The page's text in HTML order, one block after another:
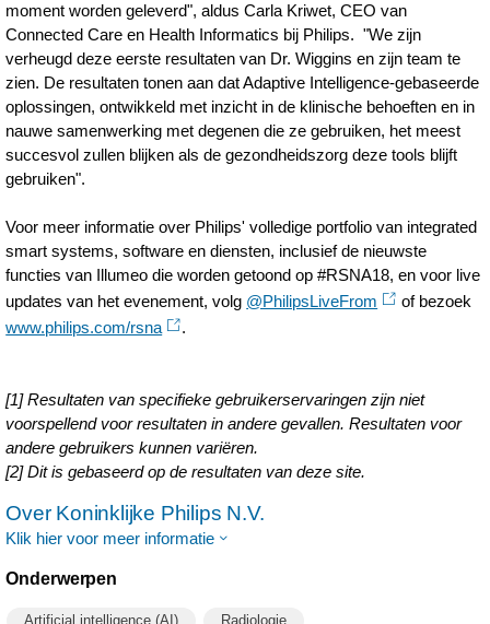
moment worden geleverd", aldus Carla Kriwet, CEO van
Connected Care en Health Informatics bij Philips. "We zijn
verheugd deze eerste resultaten van Dr. Wiggins en zijn team te
zien. De resultaten tonen aan dat Adaptive Intelligence-gebaseerde
oplossingen, ontwikkeld met inzicht in de klinische behoeften en in
nauwe samenwerking met degenen die ze gebruiken, het meest
succesvol zullen blijken als de gezondheidszorg deze tools blijft
gebruiken".
Voor meer informatie over Philips' volledige portfolio van integrated
smart systems, software en diensten, inclusief de nieuwste
functies van Illumeo die worden getoond op #RSNA18, en voor live
updates van het evenement, volg @PhilipsLiveFrom
of bezoek
www.philips.com/rsna
.
[1] Resultaten van specifieke gebruikerservaringen zijn niet
voorspellend voor resultaten in andere gevallen. Resultaten voor
andere gebruikers kunnen variëren.
[2] Dit is gebaseerd op de resultaten van deze site.
Over Koninklijke Philips N.V.
Klik hier voor meer informatie
Onderwerpen
Artificial intelligence (AI) Radiologie